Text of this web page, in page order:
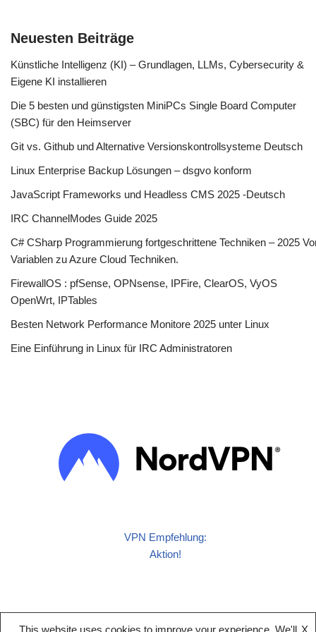
Neuesten Beiträge
Künstliche Intelligenz (KI) – Grundlagen, LLMs, Cybersecurity &
Eigene KI installieren
Die 5 besten und günstigsten MiniPCs Single Board Computer
(SBC) für den Heimserver
Git vs. Github und Alternative Versionskontrollsysteme Deutsch
Linux Enterprise Backup Lösungen – dsgvo konform
JavaScript Frameworks und Headless CMS 2025 -Deutsch
IRC ChannelModes Guide 2025
C# CSharp Programmierung fortgeschrittene Techniken – 2025
Variablen zu Azure Cloud Techniken.
FirewallOS : pfSense, OPNsense, IPFire, ClearOS, VyOS
OpenWrt, IPTables
Besten Network Performance Monitore 2025 unter Linux
Eine Einführung in Linux für IRC Administratoren
VPN Empfehlung:
Aktion!
This website uses cookies to improve your experience. We'll X